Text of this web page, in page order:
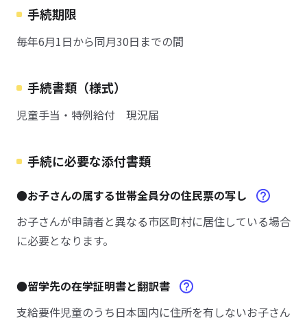
手続期限
毎年6月1日から同月30日までの間
手続書類（様式）
児童手当・特例給付 現況届
手続に必要な添付書類
●お子さんの属する世帯全員分の住民票の写し
お子さんが申請者と異なる市区町村に居住している場合
に必要となります。
●留学先の在学証明書と翻訳書
支給要件児童のうち日本国内に住所を有しないお子さん